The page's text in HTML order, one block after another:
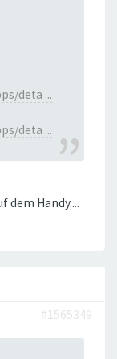
deta ...
deta ...
dem Handy....
#1565349